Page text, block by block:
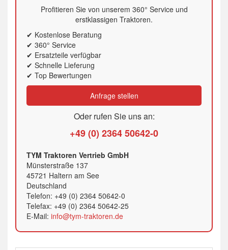
Profitieren Sie von unserem 360° Service und
erstklassigen Traktoren.
✔ Kostenlose Beratung
✔ 360° Service
✔ Ersatzteile verfügbar
✔ Schnelle Lieferung
✔ Top Bewertungen
Anfrage stellen
Oder rufen Sie uns an:
+49 (0) 2364 50642-0
TYM Traktoren Vertrieb GmbH
Münsterstraße 137
45721 Haltern am See
Deutschland
Telefon: +49 (0) 2364 50642-0
Telefax: +49 (0) 2364 50642-25
E-Mail: info@tym-traktoren.de